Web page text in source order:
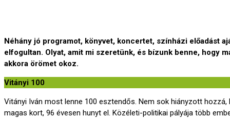
Néhány jó programot, könyvet, koncertet, színházi előadást
elfogultan. Olyat, amit mi szeretünk, és bízunk benne, hogy
akkora örömet okoz.
Vitányi 100
Vitányi Iván most lenne 100 esztendős. Nem sok hiányzott hozzá,
magas kort, 96 évesen hunyt el. Közéleti-politikai pályája több